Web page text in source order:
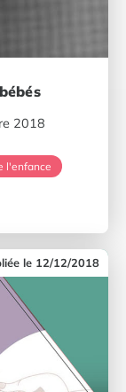
2018
l'enfance
12/12/2018